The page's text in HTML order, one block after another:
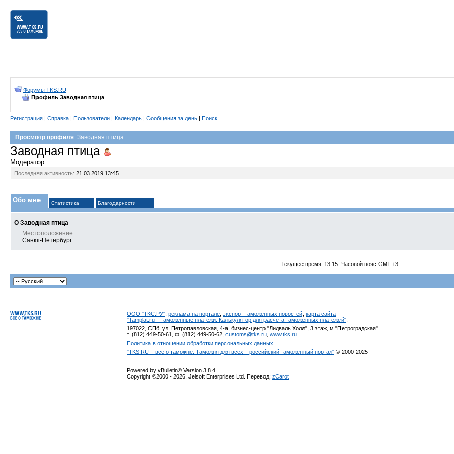
Форумы TKS.RU
Профиль Заводная птица
Регистрация | Справка | Пользователи | Календарь | Сообщения за день | Поиск
Просмотр профиля: Заводная птица
Заводная птица
Модератор
Последняя активность: 21.03.2019 13:45
Обо мне Статистика Благодарности
О Заводная птица
Местоположение
Санкт-Петербург
Текущее время: 13:15 . Часовой пояс GMT +3.
ООО "ТКС.РУ" реклама на портале экспорт таможенных новостей карта сайта
"Tamplat.ru – таможенные платежи. Калькулятор для расчета таможенных платежей"
197022, СПб, ул. Петропавловская, 4-а, бизнес-центр "Лидваль Холл", 3 этаж, м."Петроградская"
т. (812) 449-50-61, ф. (812) 449-50-62, customs@tks.ru www.tks.ru
Политика в отношении обработки персональных данных
"TKS.RU – все о таможне. Таможня для всех – российский таможенный портал" © 2000-2025
Powered by vBulletin® Version 3.8.4
Copyright ©2000 - 2026, Jelsoft Enterprises Ltd. Перевод: zCarot